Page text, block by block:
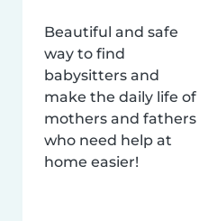
Beautiful and safe
way to find
babysitters and
make the daily life of
mothers and fathers
who need help at
home easier!